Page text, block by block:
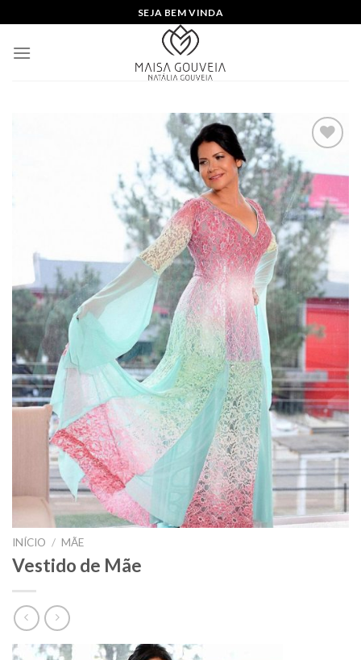
to
content
SEJA BEM VINDA
wishlist
INÍCIO / MÃE
Vestido de Mãe